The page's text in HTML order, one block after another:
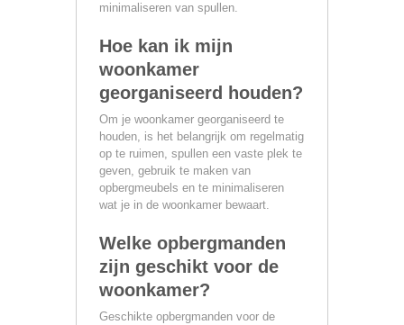
minimaliseren van spullen.
Hoe kan ik mijn
woonkamer
georganiseerd houden?
Om je woonkamer georganiseerd te
houden, is het belangrijk om regelmatig
op te ruimen, spullen een vaste plek te
geven, gebruik te maken van
opbergmeubels en te minimaliseren
wat je in de woonkamer bewaart.
Welke opbergmanden
zijn geschikt voor de
woonkamer?
Geschikte opbergmanden voor de